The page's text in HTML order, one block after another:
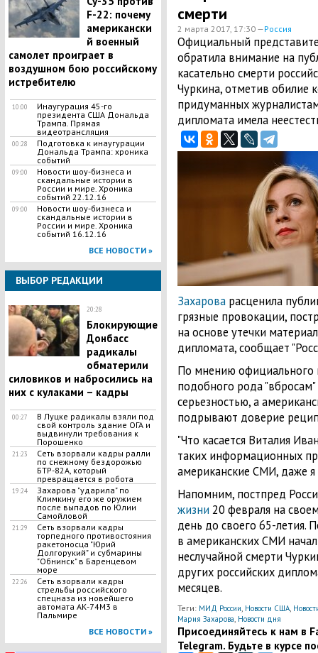
F-22: почему
американски
й военный
самолет проиграет в
воздушном бою российскому
истребителю
10:00
Инаугурация 45-го
президента США Дональда
Трампа. Прямая
видеотрансляция
00:28
Подготовка к инаугурации
Дональда Трампа: хроника
событий
09:00
Новости шоу-бизнеса и
скандальные истории в
России и мире. Хроника
событий 22.12.16
09:00
Новости шоу-бизнеса и
скандальные истории в
России и мире. Хроника
событий 16.12.16
ВСЕ НОВОСТИ »
ВЫБОР РЕДАКЦИИ
20:28
Блокирующие
Донбасс
радикалы
обматерили
силовиков и набросились на
них с кулаками – кадры
00:27
В Луцке радикалы взяли под
свой контроль здание ОГА и
выдвинули требования к
Порошенко
21:23
Сеть взорвали кадры ралли
по снежному бездорожью
БТР-82А, который
превращается в робота
19:24
Захарова "ударила" по
Климкину его же оружием
после выпадов по Юлии
Самойловой
21:29
Сеть взорвали кадры
торпедного противостояния
ракетоносца "Юрий
Долгорукий" и субмарины
"Обнинск" в Баренцевом
море
22:26
Сеть взорвали кадры
стрельбы российского
спецназа из новейшего
автомата АК-74М3 в
Пальмире
ВСЕ НОВОСТИ »
смерти
2 марта 2017, 17:30 —Россия
Официальный
обратила внимание на
касательно смерти
Чуркина, отметив обилие
придуманных
дипломата имела
Захароварасценила
грязные провокации,
на основе утечки
дипломата, сообщает
По мнению официального
подобного рода
серьезностью, а
подрывают доверие
"Что касается Виталия
таких информационных
американские СМИ, даже я
Напомним, постпред
жизни 20 февраля на
день до своего 65-летия.
в американских СМИ
неслучайной смерти
других российских
месяцев.
Теги: МИД России, Новости США,
Мария Захарова, Новости дня
Присоединяйтесь к нам в
Telegram. Будьте в курсе